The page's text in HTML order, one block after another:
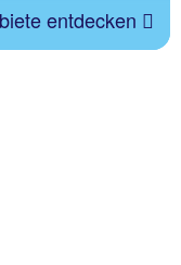
entdecken